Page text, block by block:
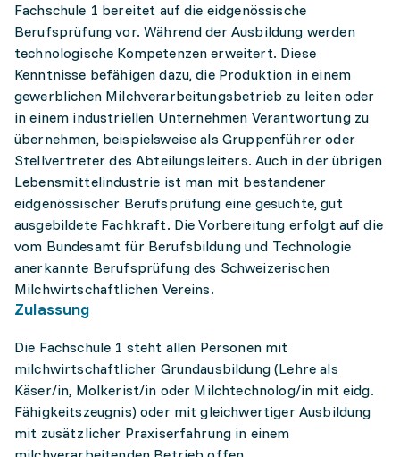
Fachschule 1 bereitet auf die eidgenössische
Berufsprüfung vor. Während der Ausbildung werden
technologische Kompetenzen erweitert. Diese
Kenntnisse befähigen dazu, die Produktion in einem
gewerblichen Milchverarbeitungsbetrieb zu leiten oder
in einem industriellen Unternehmen Verantwortung zu
übernehmen, beispielsweise als Gruppenführer oder
Stellvertreter des Abteilungsleiters. Auch in der übrigen
Lebensmittelindustrie ist man mit bestandener
eidgenössischer Berufsprüfung eine gesuchte, gut
ausgebildete Fachkraft. Die Vorbereitung erfolgt auf die
vom Bundesamt für Berufsbildung und Technologie
anerkannte Berufsprüfung des Schweizerischen
Milchwirtschaftlichen Vereins.
Zulassung
Die Fachschule 1 steht allen Personen mit
milchwirtschaftlicher Grundausbildung (Lehre als
Käser/in, Molkerist/in oder Milchtechnolog/in mit eidg.
Fähigkeitszeugnis) oder mit gleichwertiger Ausbildung
mit zusätzlicher Praxiserfahrung in einem